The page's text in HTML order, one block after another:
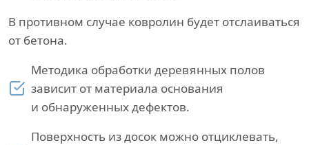
В противном случае ковролин будет отслаиваться
от бетона.
Методика обработки деревянных полов
зависит от материала основания
и обнаруженных дефектов.
Поверхность из досок можно отциклевать,